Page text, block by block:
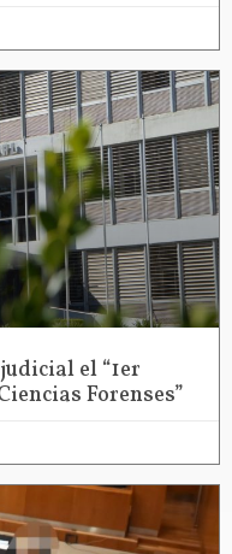
el “1er
Forenses”